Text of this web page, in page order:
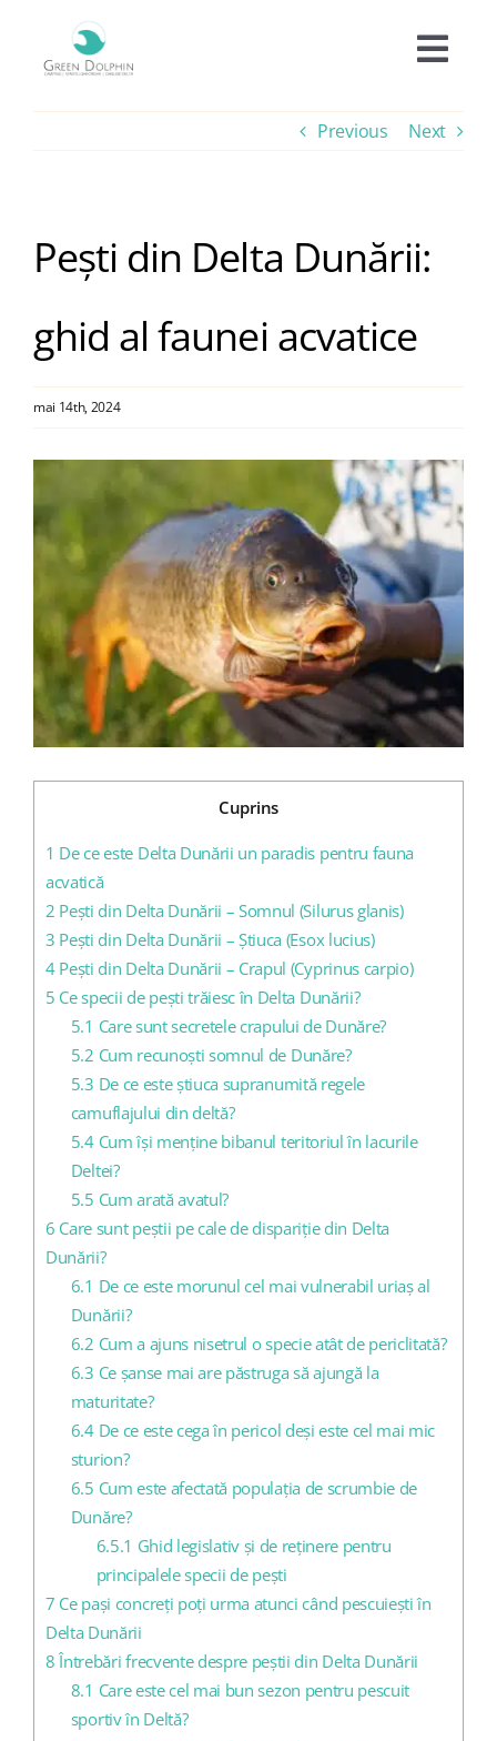
content
Oferte
Experiențe
Facilități
Contact
Previous Next
Pești din Delta Dunării:
ghid al faunei acvatice
mai 14th, 2024
View
Larger
Image
Cuprins
1 De ce este Delta Dunării un paradis pentru fauna
acvatică
2 Pești din Delta Dunării – Somnul (Silurus glanis)
3 Pești din Delta Dunării – Știuca (Esox lucius)
4Pești din Delta Dunării – Crapul (Cyprinus carpio)
5 Ce specii de pești trăiesc în Delta Dunării?
5.1 Care sunt secretele crapului de Dunăre?
5.2 Cum recunoști somnul de Dunăre?
5.3 De ce este știuca supranumită regele
camuflajului din deltă?
5.4Cum își menține bibanul teritoriul în lacurile
Deltei?
5.5 Cum arată avatul?
6 Care sunt peștii pe cale de dispariție din Delta
Dunării?
6.1 De ce este morunul cel mai vulnerabil uriaș al
Dunării?
6.2 Cum a ajuns nisetrul o specie atât de periclitată?
6.3 Ce șanse mai are păstruga să ajungă la
maturitate?
6.4De ce este cega în pericol deși este cel mai mic
sturion?
6.5 Cum este afectată populația de scrumbie de
Dunăre?
6.5.1 Ghid legislativ și de reținere pentru
principalele specii de pești
7 Ce pași concreți poți urma atunci când pescuiești în
Delta Dunării
8 Întrebări frecvente despre peștii din Delta Dunării
8.1 Care este cel mai bun sezon pentru pescuit
sportiv în Deltă?